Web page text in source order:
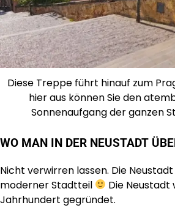
Diese Treppe führt hinauf zum
hier aus können Sie den
Sonnenaufgang der ganzen
WO MAN IN DER NEUSTADT
Nicht verwirren lassen. Die
moderner Stadtteil
Die Neustadt
Jahrhundert gegründet.